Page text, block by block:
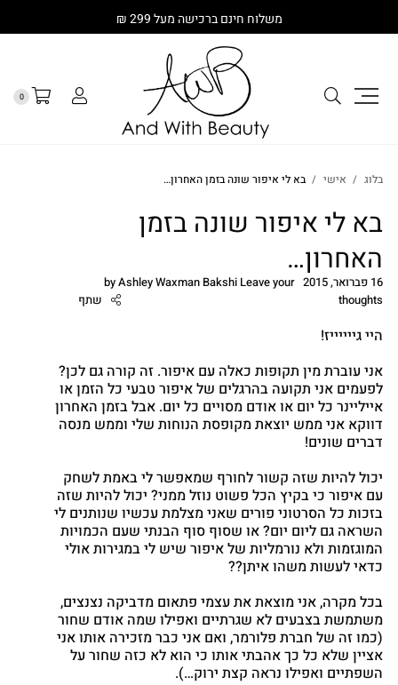
משלוח חינם ברכישה מעל 299 ₪
0
בלוג אישי בא לי איפור שונה בזמן האחרון…
בא לי איפור שונה בזמן
האחרון…
16 פברואר, 2015 byAshley Waxman Bakshi Leave your
thoughts
שתף
היי גייייייז!
אני עוברת מין תקופות כאלה עם איפור. זה קורה גם לכן?
לפעמים אני תקועה בהרגלים של איפור טבעי כל הזמן או
אייליינר כל יום או אודם מסויים כל יום. אבל בזמן האחרון
דווקא אני ממש יוצאת מקופסת הנוחות שלי וממש מנסה
דברים שונים!
יכול להיות שזה קשור לחורף שמאפשר לי באמת לשחק
עם איפור כי בקיץ הכל פשוט נוזל ממני? יכול להיות שזה
בזכות כל הסרטוני פורים שאני מצלמת עכשיו שנותנים לי
השראה גם ליום יום? או שסוף סוף הבנתי שעם הכמויות
המוגזמות ולא נורמליות של איפור שיש לי במגירות אולי
כדאי לעשות משהו איתן??
בכל מקרה, אני מוצאת את עצמי פתאום מדביקה נצנצים,
משתמשת בצבעים לא שגרתיים ואפילו שמה אודם שחור
(כמו זה של חברת פלורמר, ואם אני כבר מזכירה אותו אני
אציין שלא כל כך אהבתי אותו כי הוא לא כזה שחור על
השפתיים ואפילו נראה קצת ירוק…).